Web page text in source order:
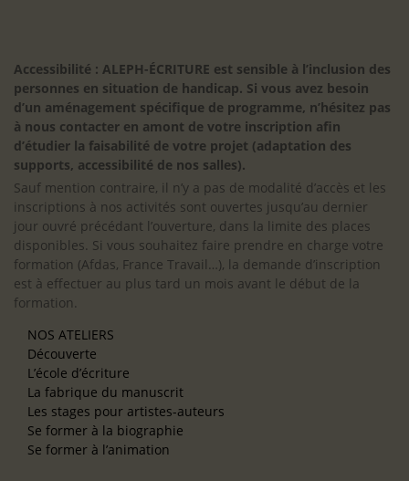
Accessibilité : ALEPH-ÉCRITURE est sensible à l’inclusion des
personnes en situation de handicap. Si vous avez besoin
d’un aménagement spécifique de programme, n’hésitez pas
à nous contacter en amont de votre inscription afin
d’étudier la faisabilité de votre projet (adaptation des
supports, accessibilité de nos salles).
Sauf mention contraire, il n’y a pas de modalité d’accès et les
inscriptions à nos activités sont ouvertes jusqu’au dernier
jour ouvré précédant l’ouverture, dans la limite des places
disponibles. Si vous souhaitez faire prendre en charge votre
formation (Afdas, France Travail…), la demande d’inscription
est à effectuer au plus tard un mois avant le début de la
formation.
NOS ATELIERS
Découverte
L’école d’écriture
La fabrique du manuscrit
Les stages pour artistes-auteurs
Se former à la biographie
Se former à l’animation